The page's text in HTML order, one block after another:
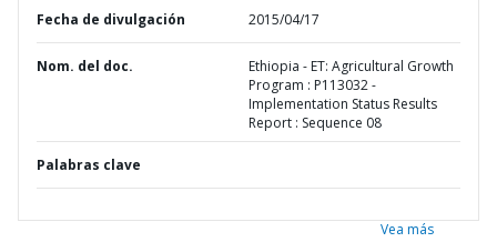
Fecha de divulgación 2015/04/17
Nom. del doc.
Ethiopia - ET: Agricultural Growth
Program : P113032 -
Implementation Status Results
Report : Sequence 08
Palabras clave
Vea más